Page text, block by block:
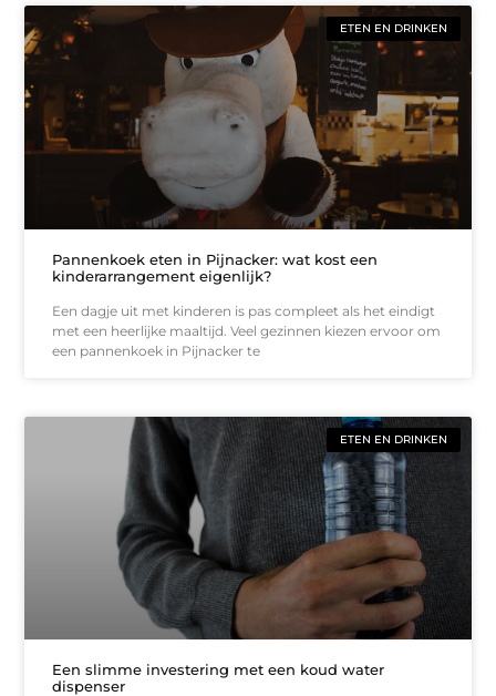
ETEN EN DRINKEN
Pannenkoek eten in Pijnacker: wat kost een
kinderarrangement eigenlijk?
Een dagje uit met kinderen is pas compleet als het eindigt
met een heerlijke maaltijd. Veel gezinnen kiezen ervoor om
een pannenkoek in Pijnacker te
ETEN EN DRINKEN
Een slimme investering met een koud water
dispenser